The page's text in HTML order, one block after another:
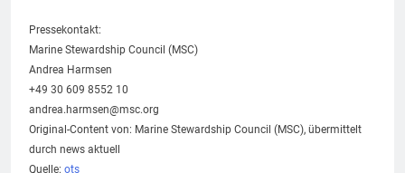
Pressekontakt:
Marine Stewardship Council (MSC)
Andrea Harmsen
+49 30 609 8552 10
andrea.harmsen@msc.org
Original-Content von: Marine Stewardship Council (MSC), übermittelt
durch news aktuell
Quelle: ots